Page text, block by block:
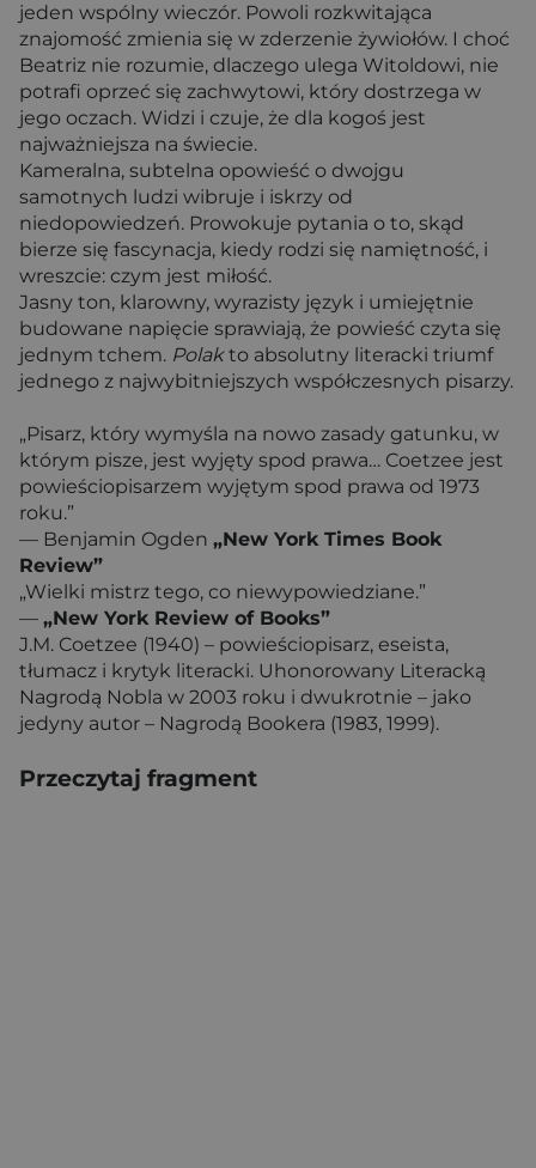
jeden wspólny wieczór. Powoli rozkwitająca
znajomość zmienia się w zderzenie żywiołów. I choć
Beatriz nie rozumie, dlaczego ulega Witoldowi, nie
potrafi oprzeć się zachwytowi, który dostrzega w
jego oczach. Widzi i czuje, że dla kogoś jest
najważniejsza na świecie.
Kameralna, subtelna opowieść o dwojgu
samotnych ludzi wibruje i iskrzy od
niedopowiedzeń. Prowokuje pytania o to, skąd
bierze się fascynacja, kiedy rodzi się namiętność, i
wreszcie: czym jest miłość.
Jasny ton, klarowny, wyrazisty język i umiejętnie
budowane napięcie sprawiają, że powieść czyta się
jednym tchem. Polakto absolutny literacki triumf
jednego z najwybitniejszych współczesnych pisarzy.
„Pisarz, który wymyśla na nowo zasady gatunku, w
którym pisze, jest wyjęty spod prawa… Coetzee jest
powieściopisarzem wyjętym spod prawa od 1973
roku.”
— Benjamin Ogden „New York Times Book
Review”
„Wielki mistrz tego, co niewypowiedziane.”
— „New York Review of Books”
J.M. Coetzee (1940) – powieściopisarz, eseista,
tłumacz i krytyk literacki. Uhonorowany Literacką
Nagrodą Nobla w 2003 roku i dwukrotnie – jako
jedyny autor – Nagrodą Bookera (1983, 1999).
Przeczytaj fragment